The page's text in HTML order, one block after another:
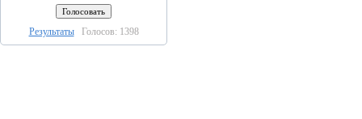
РезультатыГолосов: 1398